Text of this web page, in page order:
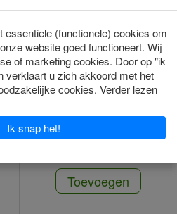
Seresto Hond Klein -
38 Cm 2 Stuks
€58.00*
Toevoegen